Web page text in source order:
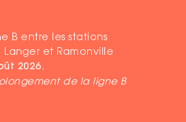
B entre les stations
et Ramonville
2026.
de la ligne B
ET ÉTABLISSEMENTS DE